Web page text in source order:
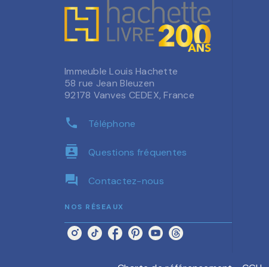
Immeuble Louis Hachette
58 rue Jean Bleuzen
92178 Vanves CEDEX, France
phone Téléphone
contacts Questions fréquentes
question_answer Contactez-nous
NOS RÉSEAUX